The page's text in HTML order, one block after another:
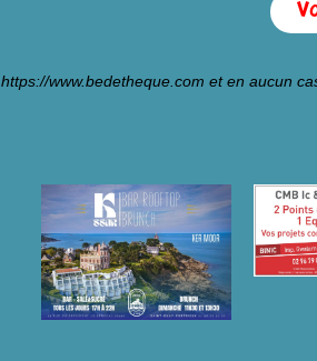
https://www.bedetheque.com et en aucun